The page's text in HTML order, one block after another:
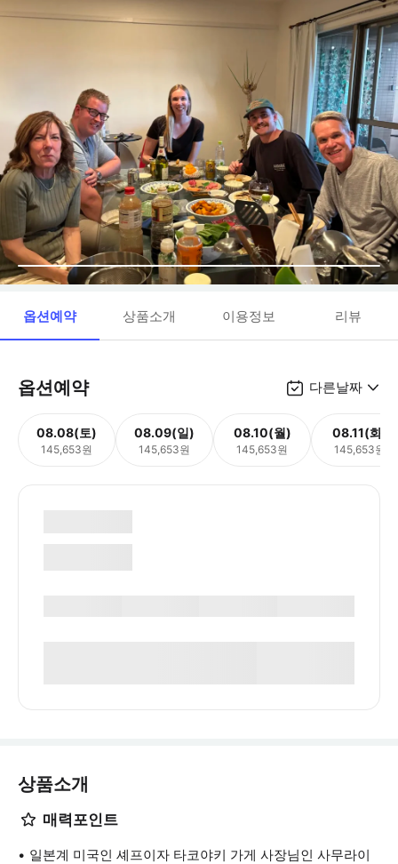
옵션예약 상품소개 이용정보 리뷰
옵션예약 다른날짜
08.08(토)
145,653원
08.09(일)
145,653원
08.10(월)
145,653원
08.11(화)
145,653원
상품소개
매력포인트
일본계 미국인 셰프이자 타코야키 가게 사장님인 사무라이